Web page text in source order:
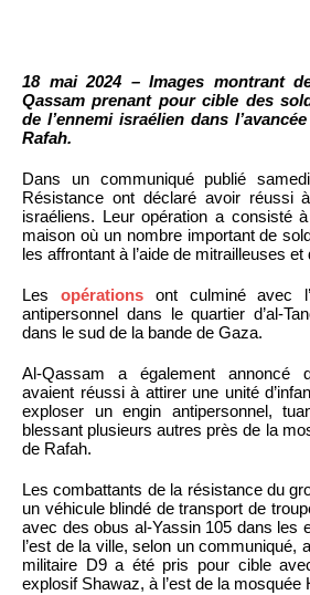
18 mai 2024 – Images montrant
Qassam prenant pour cible des
de l’ennemi israélien dans
Rafah.
Dans un communiqué publié
Résistance ont déclaré avoir réussi
israéliens. Leur opération a consisté
maison où un nombre important de
les affrontant à l’aide de mitrailleuses et
Les opérationsont culminé avec
antipersonnel dans le quartier d’al-
dans le sud de la bande de Gaza.
Al-Qassam a également annoncé
avaient réussi à attirer une unité
exploser un engin antipersonnel,
blessant plusieurs autres près de la
de Rafah.
Les combattants de la résistance du
un véhicule blindé de transport de
avec des obus al-Yassin 105 dans les
l’est de la ville, selon un communiqué,
militaire D9 a été pris pour cible
explosif Shawaz, à l’est de la mosquée